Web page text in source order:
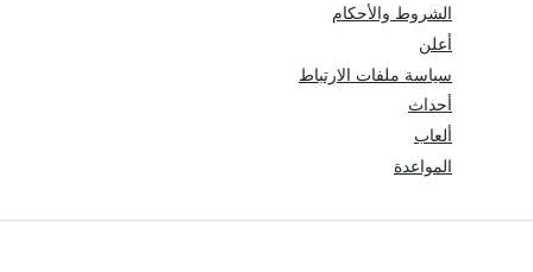
الشروط والأحكام
أعلن
سياسة ملفات الارتباط
أحداث
ألعاب
المواعدة